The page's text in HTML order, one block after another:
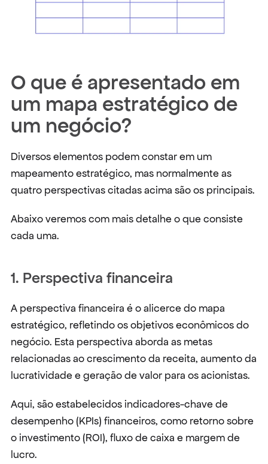
O que é apresentado em
um mapa estratégico de
um negócio?
Diversos elementos podem constar em um
mapeamento estratégico, mas normalmente as
quatro perspectivas citadas acima são os principais.
Abaixo veremos com mais detalhe o que consiste
cada uma.
1. Perspectiva financeira
A perspectiva financeira é o alicerce do mapa
estratégico, refletindo os objetivos econômicos do
negócio. Esta perspectiva aborda as metas
relacionadas ao crescimento da receita, aumento da
lucratividade e geração de valor para os acionistas.
Aqui, são estabelecidos indicadores-chave de
desempenho (KPIs) financeiros, como retorno sobre
o investimento (ROI), fluxo de caixa e margem de
lucro.